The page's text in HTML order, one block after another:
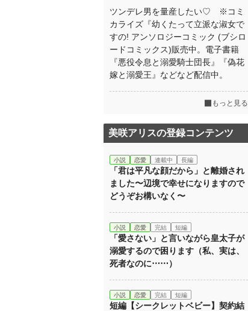
ツンデレ男を量産したい♡ ※コミ
カライズ『幼くたって立派な淑女で
すの! アンソロジーコミック (ブシロ
ードコミックス)販売中。電子書籍
『悪役令息と溺愛騎士団長』『偽花
嫁と溺愛王』などなど配信中。
もっと見る
美咲アリスの登録コンテンツ
小説 恋愛 連載中 長編
「君は平凡な顔だから」と離婚され
ました〜辺境で幸せになりますので
どうぞお構いなく〜
小説 恋愛 完結 短編
「愛さない」と言いながら皇太子が
溺愛するので困ります（私、実は、
死者なのに⋯⋯）
小説 恋愛 完結 短編
短編【シークレットベビー】契約結